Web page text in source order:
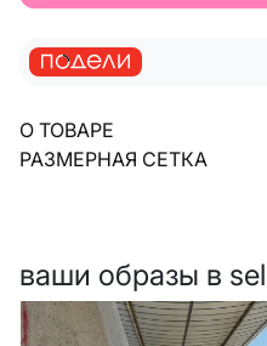
О ТОВАРЕ
РАЗМЕРНАЯ СЕТКА
ваши образы в